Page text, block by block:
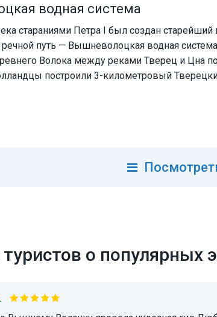
водная система
стараниями Петра I был создан старейший
путь — Вышневолоцкая водная
Волока между реками Тверец и Цна
построили 3-километровый
о популярных